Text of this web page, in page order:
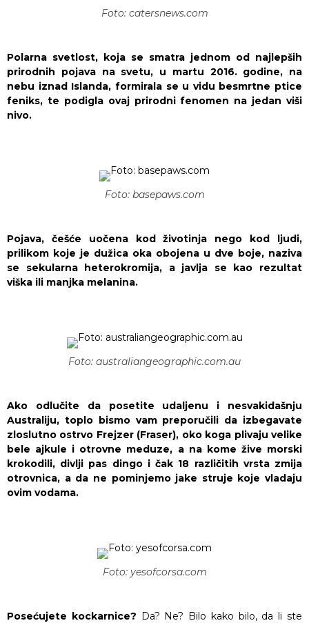
Foto: catersnews.com
Polarna svetlost, koja se smatra jednom od najlepših
prirodnih pojava na svetu, u martu 2016. godine, na
nebu iznad Islanda, formirala se u vidu besmrtne ptice
feniks, te podigla ovaj prirodni fenomen na jedan viši
nivo.
Foto: basepaws.com
Pojava, češće uočena kod životinja nego kod ljudi,
prilikom koje je dužica oka obojena u dve boje, naziva
se sekularna heterokromija, a javlja se kao rezultat
viška ili manjka melanina.
Foto: australiangeographic.com.au
Ako odlučite da posetite udaljenu i nesvakidašnju
Australiju, toplo bismo vam preporučili da izbegavate
zloslutno ostrvo Frejzer (Fraser), oko koga plivaju velike
bele ajkule i otrovne meduze, a na kome žive morski
krokodili, divlji pas dingo i čak 18 različitih vrsta zmija
otrovnica, a da ne pominjemo jake struje koje vladaju
ovim vodama.
Foto: yesofcorsa.com
Posećujete kockarnice? Da? Ne? Bilo kako bilo, da li ste